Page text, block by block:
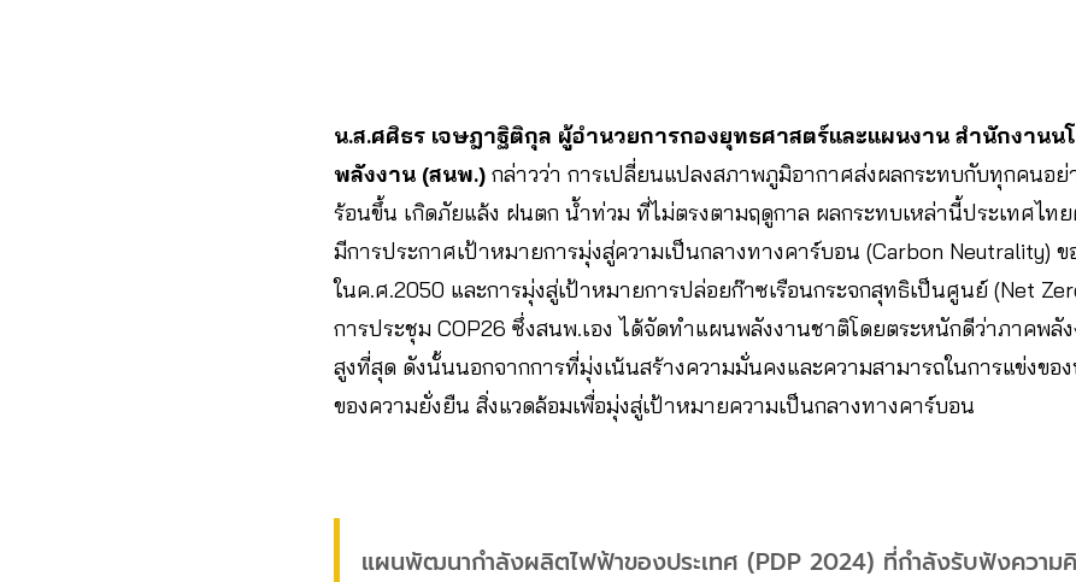
น.ส.ศศิธร เจษฎาฐิติกุล ผู้อำนวยการกองยุทธศาสตร์และแผนงาน สำนักงานน
พลังงาน (สนพ.) กล่าวว่า การเปลี่ยนแปลงสภาพภูมิอากาศส่งผลกระทบกับทุกคนอ
ร้อนขึ้น เกิดภัยแล้ง ฝนตก น้ำท่วม ที่ไม่ตรงตามฤดูกาล ผลกระทบเหล่านี้ประเทศไท
มีการประกาศเป้าหมายการมุ่งสู่ความเป็นกลางทางคาร์บอน (Carbon Neutrality) ข
ในค.ศ.2050 และการมุ่งสู่เป้าหมายการปล่อยก๊าซเรือนกระจกสุทธิเป็นศูนย์ (Net
การประชุม COP26 ซึ่งสนพ.เอง ได้จัดทำแผนพลังงานชาติโดยตระหนักดีว่าภาคพลั
สูงที่สุด ดังนั้นนอกจากการที่มุ่งเน้นสร้างความมั่นคงและความสามารถในการแข่งของ
ของความยั่งยืน สิ่งแวดล้อมเพื่อมุ่งสู่เป้าหมายความเป็นกลางทางคาร์บอน
แผนพัฒนากำลังผลิตไฟฟ้าของประเทศ (PDP 2024) ที่กำลังรับฟังความ